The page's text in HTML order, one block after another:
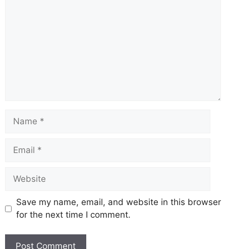
Save my name, email, and website in this browser
for the next time I comment.